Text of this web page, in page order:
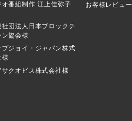
オ番組制作 江上佳弥子
社団法人日本ブロックチ
ン協会様
プジョイ・ジャパン株式
様
サクオビス株式会社様
お客様レビュー